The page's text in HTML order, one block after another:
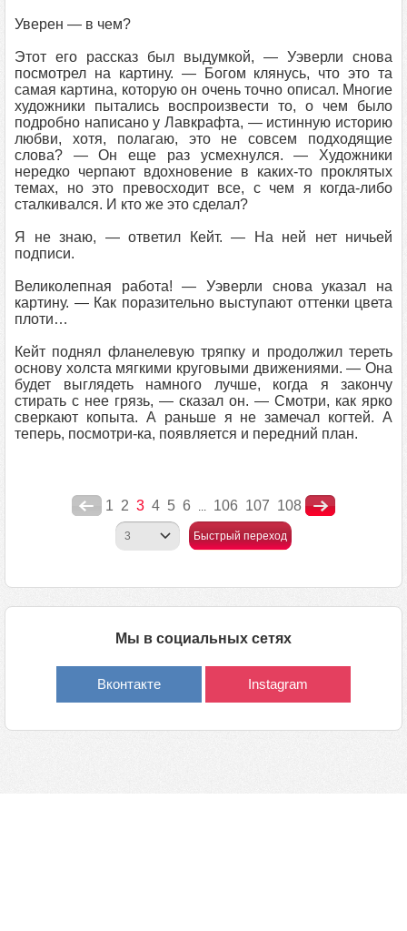
Уверен — в чем?
Этот его рассказ был выдумкой, — Уэверли снова
посмотрел на картину. — Богом клянусь, что это та
самая картина, которую он очень точно описал. Многие
художники пытались воспроизвести то, о чем было
подробно написано у Лавкрафта, — истинную историю
любви, хотя, полагаю, это не совсем подходящие
слова? — Он еще раз усмехнулся. — Художники
нередко черпают вдохновение в каких-то проклятых
темах, но это превосходит все, с чем я когда-либо
сталкивался. И кто же это сделал?
Я не знаю, — ответил Кейт. — На ней нет ничьей
подписи.
Великолепная работа! — Уэверли снова указал на
картину. — Как поразительно выступают оттенки цвета
плоти…
Кейт поднял фланелевую тряпку и продолжил тереть
основу холста мягкими круговыми движениями. — Она
будет выглядеть намного лучше, когда я закончу
стирать с нее грязь, — сказал он. — Смотри, как ярко
сверкают копыта. А раньше я не замечал когтей. А
теперь, посмотри-ка, появляется и передний план.
1 2 3 4 5 6 ... 106 107 108
Быстрый переход
Мы в социальных сетях
Вконтакте Instagram